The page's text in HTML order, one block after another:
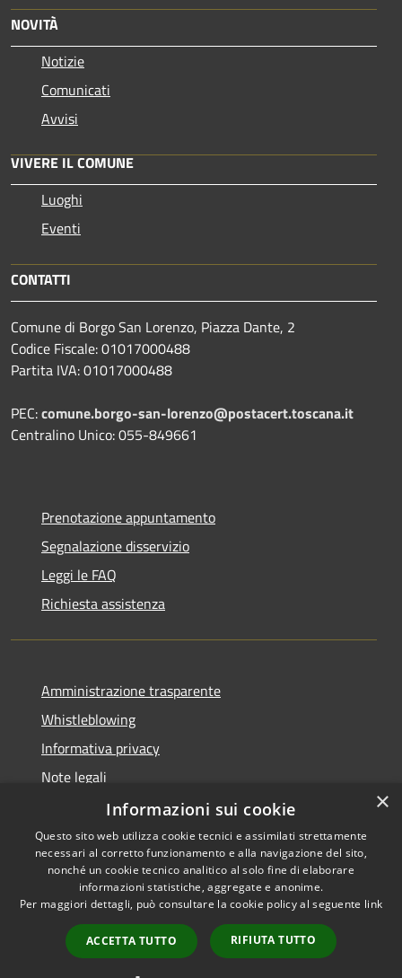
NOVITÀ
Notizie
Comunicati
Avvisi
VIVERE IL COMUNE
Luoghi
Eventi
CONTATTI
Comune di Borgo San Lorenzo, Piazza Dante, 2
Codice Fiscale: 01017000488
Partita IVA: 01017000488
PEC:comune.borgo-san-lorenzo@postacert.toscana.it
Centralino Unico: 055-849661
Prenotazione appuntamento
Segnalazione disservizio
Leggi le FAQ
Richiesta assistenza
Amministrazione trasparente
Whistleblowing
Informativa privacy
Note legali
Dichiarazione di accessibilità
RSS
Accessibilità
Copyright © 2026 • Comune di
byMunicipium
Accesso
redazione
×
Informazioni sui cookie
Questo sito web utilizza cookie tecnici e assimilati strettamente
necessari al corretto funzionamento e alla navigazione del sito,
nonché un cookie tecnico analitico al solo fine di elaborare
informazioni statistiche, aggregate e anonime.
Per maggiori dettagli, può consultare la cookie policy al seguente link
ACCETTA TUTTO RIFIUTA TUTTO